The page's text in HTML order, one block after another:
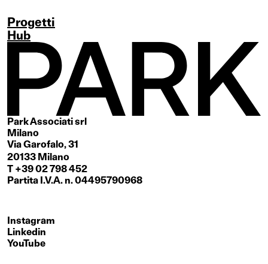
Progetti
Hub
Park Associati srl
Milano
Via Garofalo, 31
20133 Milano
T +39 02 798 452
Partita I.V.A. n. 04495790968
Instagram
Linkedin
YouTube